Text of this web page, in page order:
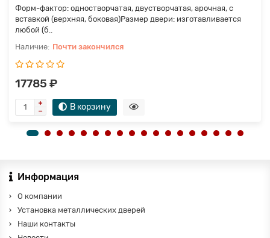
Форм-фактор: одностворчатая, двустворчатая, арочная, с
вставкой (верхняя, боковая)Размер двери: изготавливается
любой (б..
Почти закончился
17785 ₽
В корзину
Информация
О компании
Установка металлических дверей
Наши контакты